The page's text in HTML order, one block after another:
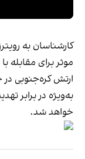
کارشناسان به
موثر برای مقابله
ارتش کره‌جنوبی
به‌ویژه در برابر
خواهد شد.